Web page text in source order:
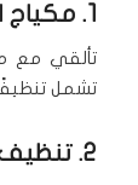
1. مكياج
تألقي مع
تشمل
2. تنظيف